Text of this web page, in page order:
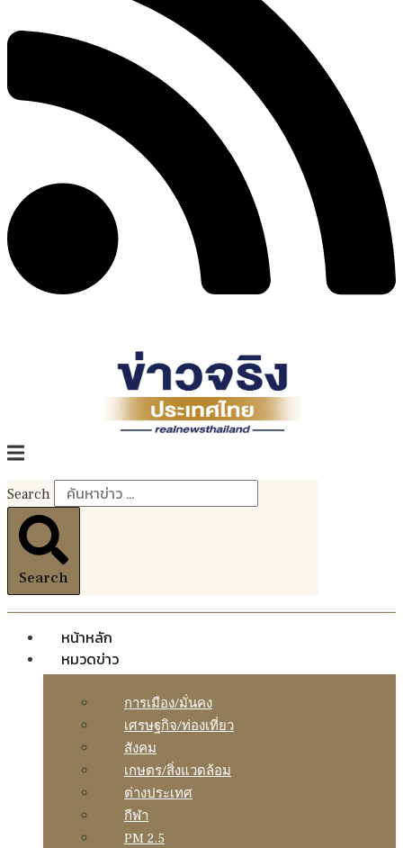
Search
Search
หน้าหลัก
หมวดข่าว
การเมือง/มั่นคง
เศรษฐกิจ/ท่องเที่ยว
สังคม
เกษตร/สิ่งแวดล้อม
ต่างประเทศ
กีฬา
PM 2.5